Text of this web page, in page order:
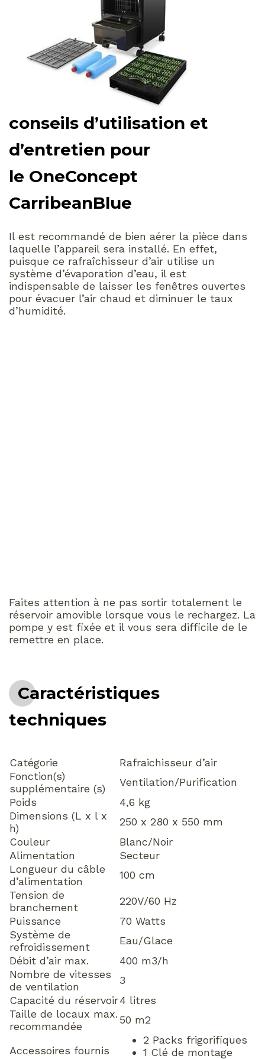
conseils d’utilisation et
d’entretien pour
le OneConcept
CarribeanBlue
Il est recommandé de bien aérer la pièce dans
laquelle l’appareil sera installé. En effet,
puisque ce rafraîchisseur d’air utilise un
système d’évaporation d’eau, il est
indispensable de laisser les fenêtres ouvertes
pour évacuer l’air chaud et diminuer le taux
d’humidité.
Faites attention à ne pas sortir totalement le
réservoir amovible lorsque vous le rechargez. La
pompe y est fixée et il vous sera difficile de le
remettre en place.
Caractéristiques
techniques
Catégorie
Rafraichisseur d’air
Fonction(s)
supplémentaire (s)
Ventilation/Purification
Poids
4,6 kg
Dimensions (L x l x
h)
250 x 280 x 550 mm
Couleur
Blanc/Noir
Alimentation
Secteur
Longueur du câble
d’alimentation
100 cm
Tension de
branchement
220V/60 Hz
Puissance
70 Watts
Système de
refroidissement
Eau/Glace
Débit d’air max.
400 m3/h
Nombre de vitesses
de ventilation
3
Capacité du réservoir4 litres
Taille de locaux max.
recommandée
50 m2
Accessoires fournis
2 Packs frigorifiques
1 Clé de montage